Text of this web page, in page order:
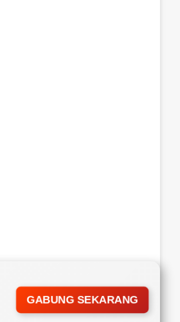
GABUNG SEKARANG